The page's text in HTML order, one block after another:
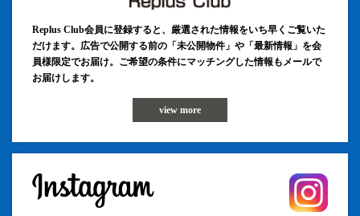
Replus Club会員に登録すると、厳選された情報をいち早くご覧いた
だけます。広告で公開する前の「未公開物件」や「最新情報」を会
員様限定でお届け。ご希望の条件にマッチングした情報もメールで
お届けします。
view more